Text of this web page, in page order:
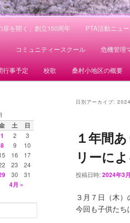
扉を開く」創立150周年 PTA活動ニュ
コミュニティースクール 危機管理
行事予定 校歌 桑村小地区の概要
日別アーカイブ:
１年間
リーに
投稿日時:2024年3
３月７日（木
今回も子供たち
土
日
1
2
3
8 9 10
16
17
23
24
30 31
4月 »